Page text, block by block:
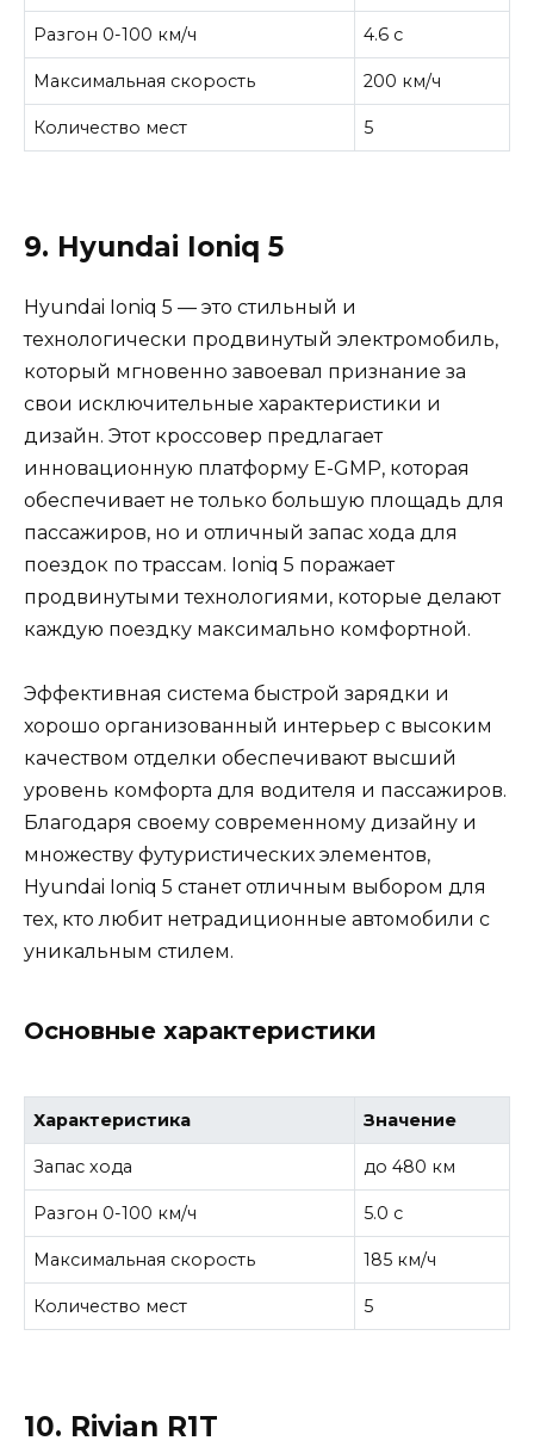
Разгон 0-100 км/ч 4.6 с
Максимальная скорость 200 км/ч
Количество мест 5
9. Hyundai Ioniq 5
Hyundai Ioniq 5 — это стильный и
технологически продвинутый электромобиль,
который мгновенно завоевал признание за
свои исключительные характеристики и
дизайн. Этот кроссовер предлагает
инновационную платформу E-GMP, которая
обеспечивает не только большую площадь для
пассажиров, но и отличный запас хода для
поездок по трассам. Ioniq 5 поражает
продвинутыми технологиями, которые делают
каждую поездку максимально комфортной.
Эффективная система быстрой зарядки и
хорошо организованный интерьер с высоким
качеством отделки обеспечивают высший
уровень комфорта для водителя и пассажиров.
Благодаря своему современному дизайну и
множеству футуристических элементов,
Hyundai Ioniq 5 станет отличным выбором для
тех, кто любит нетрадиционные автомобили с
уникальным стилем.
Основные характеристики
Характеристика Значение
Запас хода до 480 км
Разгон 0-100 км/ч 5.0 с
Максимальная скорость 185 км/ч
Количество мест 5
10. Rivian R1T